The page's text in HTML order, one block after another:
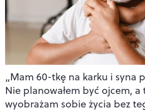
„Mam 60-tkę na karku i syna
Nie planowałem być ojcem, a
wyobrażam sobie życia bez